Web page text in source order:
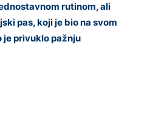
rutinom, ali
pas, koji je bio na svom
je privuklo pažnju